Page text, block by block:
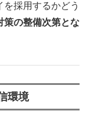
採用するかどう
策の整備次第とな
環境